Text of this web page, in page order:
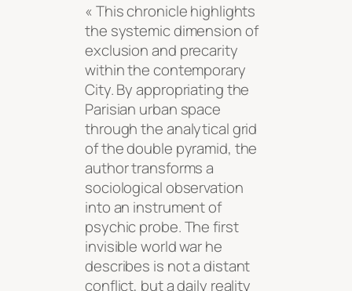
« This chronicle highlights
the systemic dimension of
exclusion and precarity
within the contemporary
City. By appropriating the
Parisian urban space
through the analytical grid
of the double pyramid, the
author transforms a
sociological observation
into an instrument of
psychic probe. The first
invisible world war he
describes is not a distant
conflict, but a daily reality